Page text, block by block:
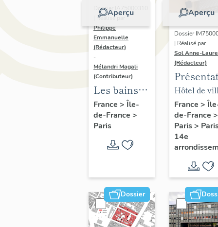
Aperçu
Dossier IA75000310
| Réalisé par
Philippe
Emmanuelle
(Rédacteur)
-
Mélandri Magali
(Contributeur)
Les bains
douches
municipaux
de la ville
de Paris
France > Île-
de-France >
Paris
Aperçu
Dossier
| Réalisé par
Sol Anne-Laure
(Rédacteur)
du
de la
annexe
Hôtel de
annexe
France >
de-France >
Paris>
14e
Dossier